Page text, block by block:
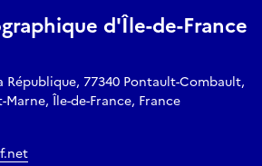
d'Île-de-France
République, 77340 Pontault-Combault,
Marne, Île-de-France, France